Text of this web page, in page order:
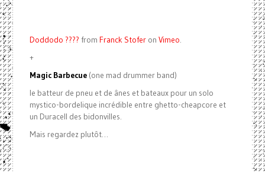
Doddodo ???? from Franck Stoferon Vimeo.
+
Magic Barbecue(one mad drummer band)
le batteur de pneu et de ânes et bateaux pour un solo
mystico-bordelique incrédible entre ghetto-cheapcore et
un Duracell des bidonvilles.
Mais regardez plutôt…